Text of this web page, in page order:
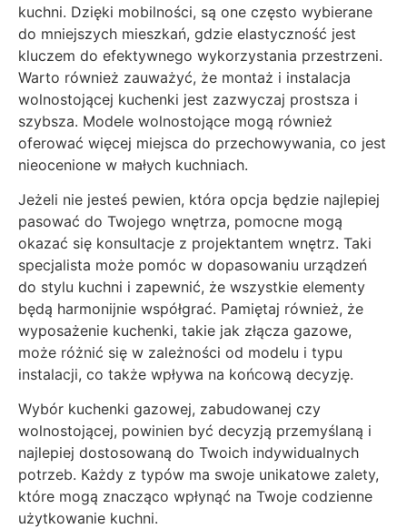
kuchni. Dzięki mobilności, są one często wybierane
do mniejszych mieszkań, gdzie elastyczność jest
kluczem do efektywnego wykorzystania przestrzeni.
Warto również zauważyć, że montaż i instalacja
wolnostojącej kuchenki jest zazwyczaj prostsza i
szybsza. Modele wolnostojące mogą również
oferować więcej miejsca do przechowywania, co jest
nieocenione w małych kuchniach.
Jeżeli nie jesteś pewien, która opcja będzie najlepiej
pasować do Twojego wnętrza, pomocne mogą
okazać się konsultacje z projektantem wnętrz. Taki
specjalista może pomóc w dopasowaniu urządzeń
do stylu kuchni i zapewnić, że wszystkie elementy
będą harmonijnie współgrać. Pamiętaj również, że
wyposażenie kuchenki, takie jak złącza gazowe,
może różnić się w zależności od modelu i typu
instalacji, co także wpływa na końcową decyzję.
Wybór kuchenki gazowej, zabudowanej czy
wolnostojącej, powinien być decyzją przemyślaną i
najlepiej dostosowaną do Twoich indywidualnych
potrzeb. Każdy z typów ma swoje unikatowe zalety,
które mogą znacząco wpłynąć na Twoje codzienne
użytkowanie kuchni.